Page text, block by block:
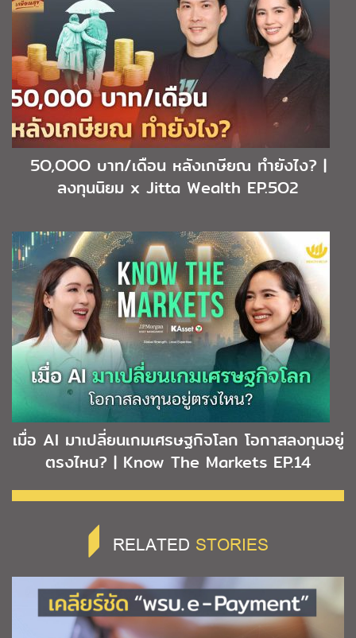
5O,OOO บาท/เดือน หลังเกษียณ ทำยังไง? |
ลงทุนนิยม x Jitta Wealth EP.5O2
เมื่อ AI มาเปลี่ยนเกมเศรษฐกิจโลก โอกาสลงทุนอยู่
ตรงไหน? | Know The Markets EP.14
RELATED STORIES